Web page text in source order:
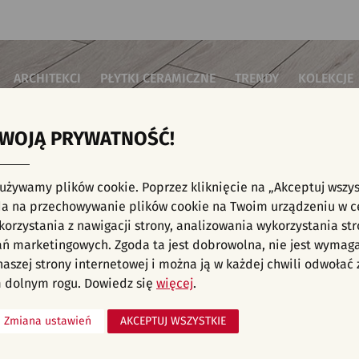
ARCHITEKCI PŁYTKI CERAMICZNE TRENDY KOLEKCJE
do sypialni
kuchenne
łazienkowe
na schody
na taras
komercyjne
Płytki ścienne
Płytki cegiełki
Płytki drewnopodobne
Płytki heksagonalne
Płytki jodełka
Płytki kamienne
Płytki kolorowe
Płytki
Płytki we
KAFELKI - SCHODY, PŁYTKI ŚCIENNE,
aranżacji spełniających wybrane filtry. Przejdź do pełnejoferty
PRYWATNOŚĆ!
plików cookie. Poprzez kliknięcie na „Akceptuj
na przechowywanie plików cookie na Twoim urządzeniu w
z nawigacji strony, analizowania wykorzystania
marketingowych. Zgoda ta jest dobrowolna, nie jest
strony internetowej i można ją w każdej chwili odwołać
dolnym rogu. Dowiedz się więcej.
Zmiana ustawień AKCEPTUJ WSZYSTKIE